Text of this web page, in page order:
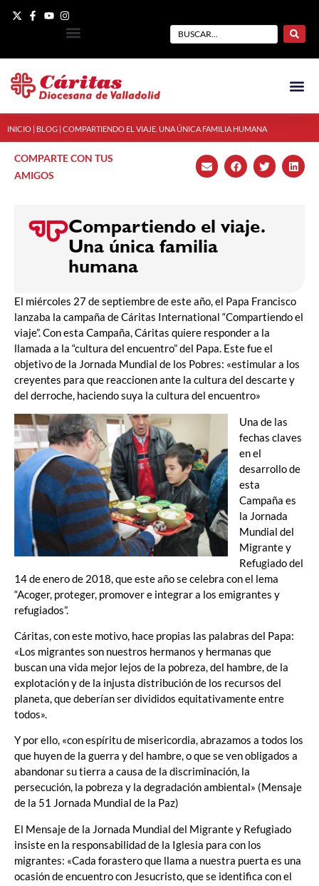
INICIO BLOG COMPARTIENDO EL VIAJE. UNA ÚNICA FAMILIA HUMANA
COMPARTE CON TUS
AMIGOS
Compartiendo el viaje.
Una única familia
humana
El miércoles 27 de septiembre de este año, el Papa Francisco
lanzaba la campaña de Cáritas International “Compartiendo el
viaje”. Con esta Campaña, Cáritas quiere responder a la
llamada a la “cultura del encuentro” del Papa. Este fue el
objetivo de la Jornada Mundial de los Pobres: «estimular a los
creyentes para que reaccionen ante la cultura del descarte y
del derroche, haciendo suya la cultura del encuentro»
Una de las
fechas claves
en el
desarrollo de
esta
Campaña es
la Jornada
Mundial del
Migrante y
Refugiado del
14 de enero de 2018, que este año se celebra con el lema
“Acoger, proteger, promover e integrar a los emigrantes y
refugiados”.
Cáritas, con este motivo, hace propias las palabras del Papa:
«Los migrantes son nuestros hermanos y hermanas que
buscan una vida mejor lejos de la pobreza, del hambre, de la
explotación y de la injusta distribución de los recursos del
planeta, que deberían ser divididos equitativamente entre
todos».
Y por ello, «con espíritu de misericordia, abrazamos a todos los
que huyen de la guerra y del hambre, o que se ven obligados a
abandonar su tierra a causa de la discriminación, la
persecución, la pobreza y la degradación ambiental» (Mensaje
de la 51 Jornada Mundial de la Paz)
El Mensaje de la Jornada Mundial del Migrante y Refugiado
insiste en la responsabilidad de la Iglesia para con los
migrantes: «Cada forastero que llama a nuestra puerta es una
ocasión de encuentro con Jesucristo, que se identifica con el